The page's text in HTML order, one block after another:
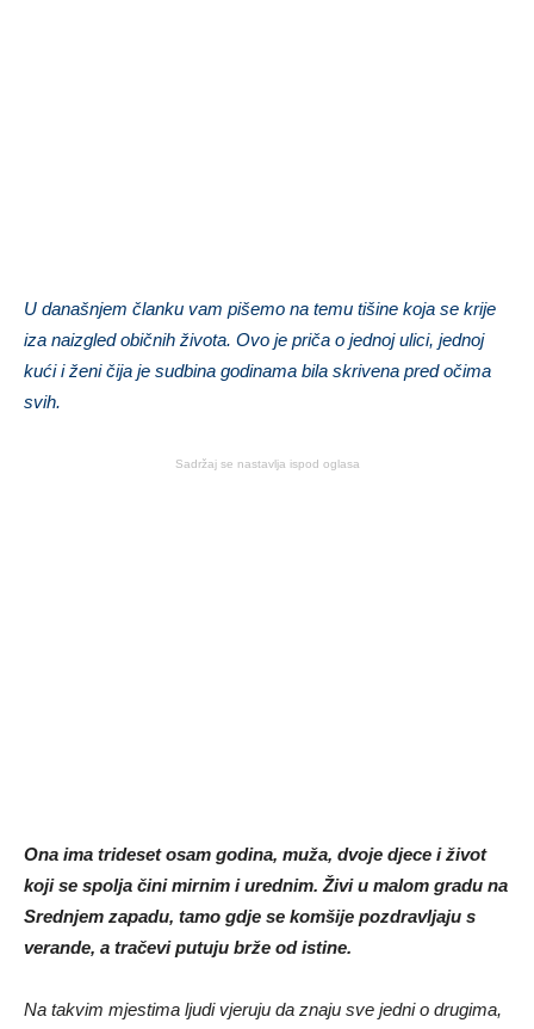
U današnjem članku vam pišemo na temu tišine koja se krije
iza naizgled običnih života. Ovo je priča o jednoj ulici, jednoj
kući i ženi čija je sudbina godinama bila skrivena pred očima
svih.
Sadržaj se nastavlja ispod oglasa
Ona ima trideset osam godina, muža, dvoje djece i život
koji se spolja čini mirnim i urednim. Živi u malom gradu na
Srednjem zapadu, tamo gdje se komšije pozdravljaju s
verande, a tračevi putuju brže od istine.
Na takvim mjestima ljudi vjeruju da znaju sve jedni o drugima,